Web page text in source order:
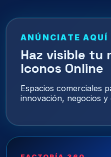
ANÚNCIATE AQUÍ
Haz visible tu
Iconos Online
Espacios comerciales
innovación, negocios y